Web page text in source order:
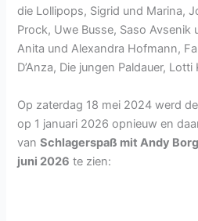
die Lollipops, Sigrid und Marina,
Prock, Uwe Busse, Saso Avsenik
Anita und Alexandra Hofmann,
D’Anza, Die jungen Paldauer,
Op zaterdag 18 mei 2024 werd
op 1 januari 2026 opnieuw en
vanSchlagerspaß mit Andy
juni 2026 te zien: